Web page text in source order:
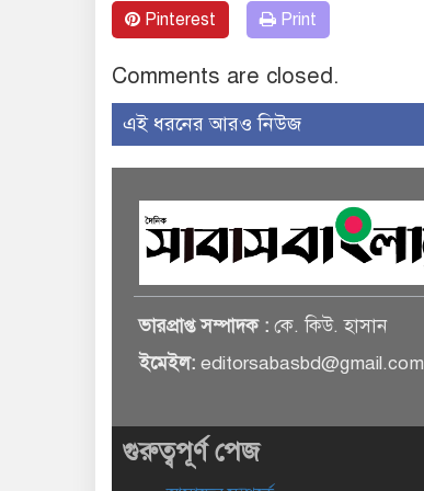
Pinterest Print
Comments are closed.
এই ধরনের আরও নিউজ
ভারপ্রাপ্ত সম্পাদক : কে. কিউ. হাসান
ইমেইল: editorsabasbd@gmail.com
গুরুত্বপূর্ণ পেজ